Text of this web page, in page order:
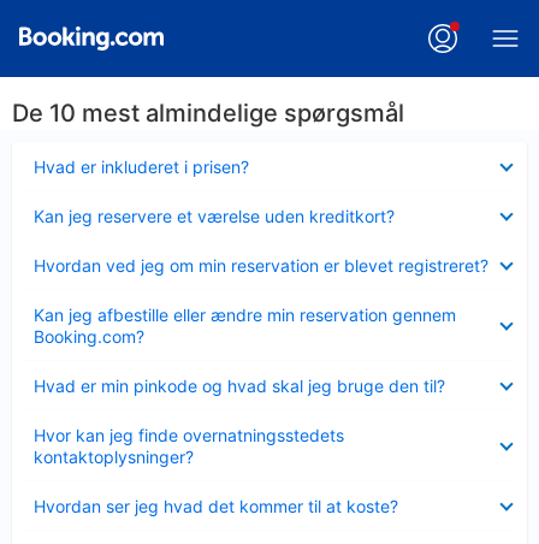
De 10 mest almindelige spørgsmål
Hvad er inkluderet i prisen?
Kan jeg reservere et værelse uden kreditkort?
Hvordan ved jeg om min reservation er blevet registreret?
Kan jeg afbestille eller ændre min reservation gennem
Booking.com?
Hvad er min pinkode og hvad skal jeg bruge den til?
Hvor kan jeg finde overnatningsstedets
kontaktoplysninger?
Hvordan ser jeg hvad det kommer til at koste?